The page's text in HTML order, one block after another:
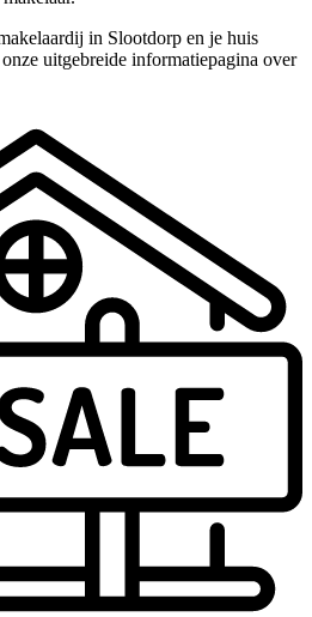
in Slootdorp en je huis
uitgebreide informatiepagina over